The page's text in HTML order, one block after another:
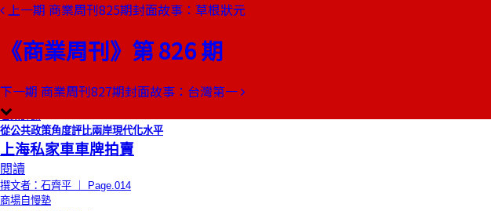
上一期 商業周刊825期封面故事：草根狀元
《商業周刊》第 826 期
下一期 商業周刊827期封面故事：台灣第一
本期目錄
限時免費總編輯的話
真是一個傻子
閱讀
撰文者：王文靜 ｜ Page.012
石頭評論
從公共政策角度評比兩岸現代化水平
上海私家車車牌拍賣
閱讀
撰文者：石齊平 ｜ Page.014
商場自慢塾